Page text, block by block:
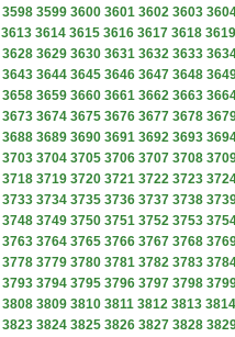
3598 3599 3600 3601 3602 3603
3613 3614 3615 3616 3617 3618 3619
3628 3629 3630 3631 3632 3633
3643 3644 3645 3646 3647 3648
3658 3659 3660 3661 3662 3663
3673 3674 3675 3676 3677 3678
3688 3689 3690 3691 3692 3693
3703 3704 3705 3706 3707 3708
3718 3719 3720 3721 3722 3723
3733 3734 3735 3736 3737 3738
3748 3749 3750 3751 3752 3753
3763 3764 3765 3766 3767 3768
3778 3779 3780 3781 3782 3783
3793 3794 3795 3796 3797 3798
3808 3809 3810 3811 3812 3813 3814
3823 3824 3825 3826 3827 3828